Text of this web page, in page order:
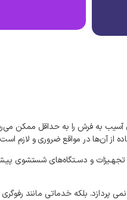
آسیب به فرش را به حداقل ممکن
از آن‌ها در مواقع ضروری و لازم است
تجهـیزات و دسـتگاه‌های شستشوی
نمی‌ پردازد. بلکه خدماتی مانند رفوگری